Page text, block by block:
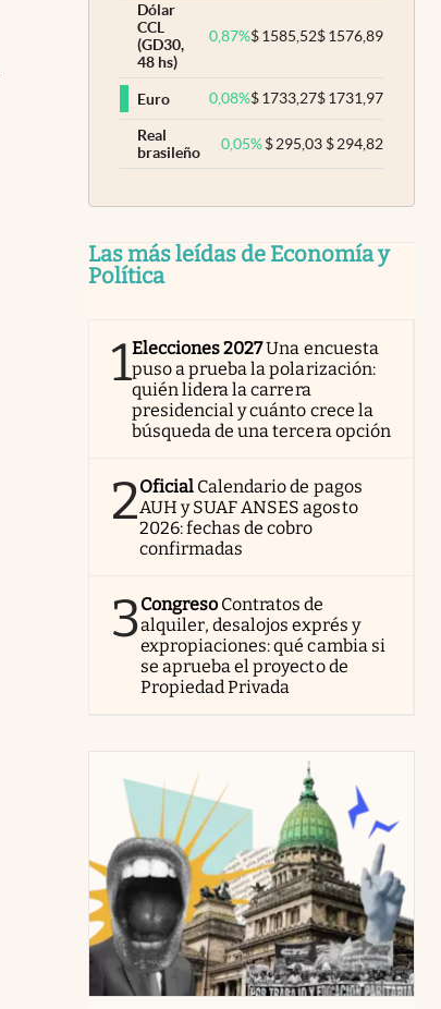
Dólar
CCL
(GD30,
48 hs)
0,87%$1585,52$1576,89
Euro 0,08%$1733,27$1731,97
Real
brasileño
0,05% $295,03 $294,82
Las más leídas de Economía y
Política
1Elecciones 2027Una encuesta
puso a prueba la polarización:
quién lidera la carrera
presidencial y cuánto crece la
búsqueda de una tercera opción
2Oficial Calendario de pagos
AUH y SUAF ANSES agosto
2026: fechas de cobro
confirmadas
3Congreso Contratos de
alquiler, desalojos exprés y
expropiaciones: qué cambia si
se aprueba el proyecto de
Propiedad Privada